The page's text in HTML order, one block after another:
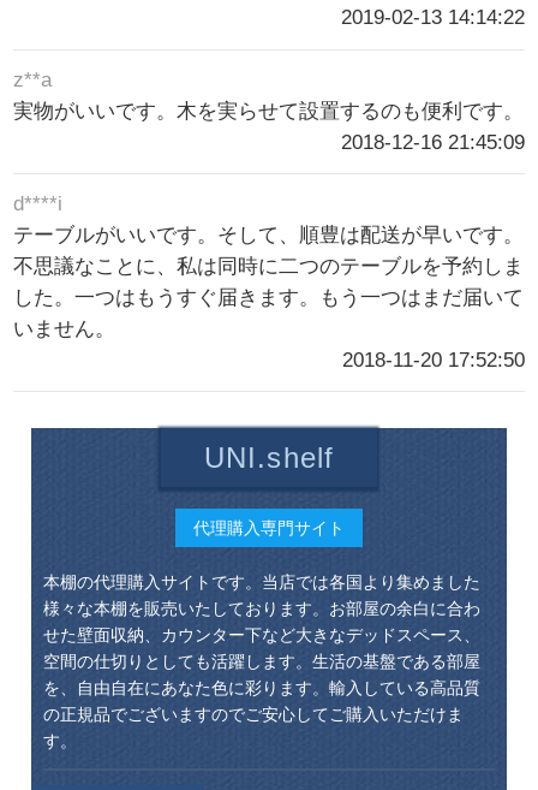
2019-02-13 14:14:22
z**a
実物がいいです。木を実らせて設置するのも便利です。
2018-12-16 21:45:09
d****i
テーブルがいいです。そして、順豊は配送が早いです。
不思議なことに、私は同時に二つのテーブルを予約しま
した。一つはもうすぐ届きます。もう一つはまだ届いて
いません。
2018-11-20 17:52:50
UNI.shelf
代理購入専門サイト
本棚の代理購入サイトです。当店では各国より集めました
様々な本棚を販売いたしております。お部屋の余白に合わ
せた壁面収納、カウンター下など大きなデッドスペース、
空間の仕切りとしても活躍します。生活の基盤である部屋
を、自由自在にあなた色に彩ります。輸入している高品質
の正規品でございますのでご安心してご購入いただけま
す。